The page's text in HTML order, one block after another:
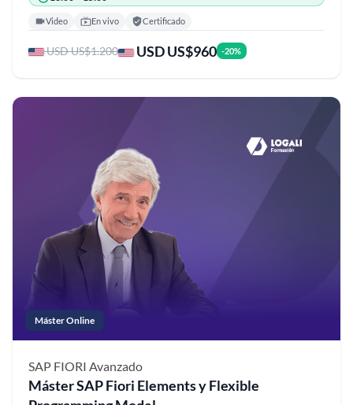
Video En vivo Certificado
USD US$1.200 USD US$960 -20%
Máster Online
SAP FIORI Avanzado
Máster SAP Fiori Elements y Flexible